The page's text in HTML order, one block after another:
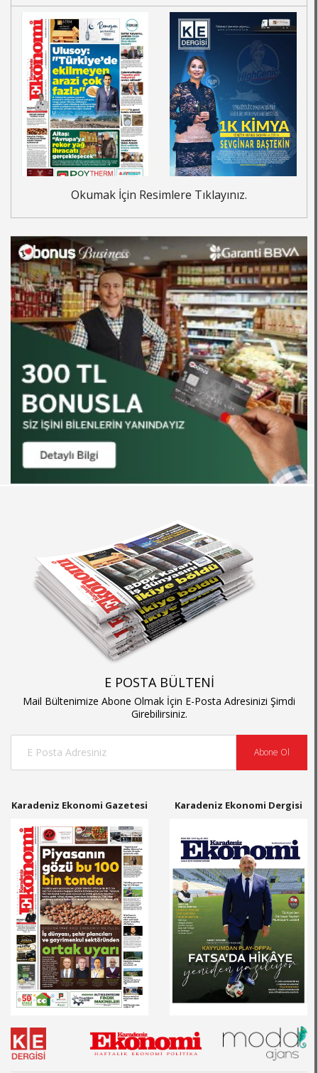
Okumak İçin Resimlere Tıklayınız.
E POSTA BÜLTENİ
Mail Bültenimize Abone Olmak İçin E-Posta Adresinizi Şimdi
Girebilirsiniz.
Abone Ol
Karadeniz Ekonomi Gazetesi Karadeniz Ekonomi Dergisi